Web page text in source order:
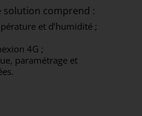
solution comprend :
et d’humidité ;
4G ;
paramétrage et